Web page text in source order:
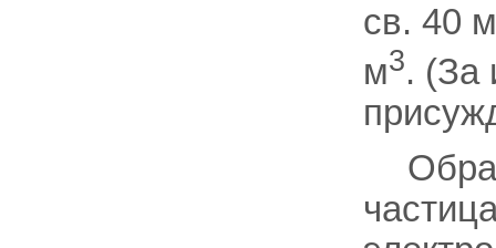
св. 40 м
м3. (За